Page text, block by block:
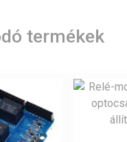
termékek